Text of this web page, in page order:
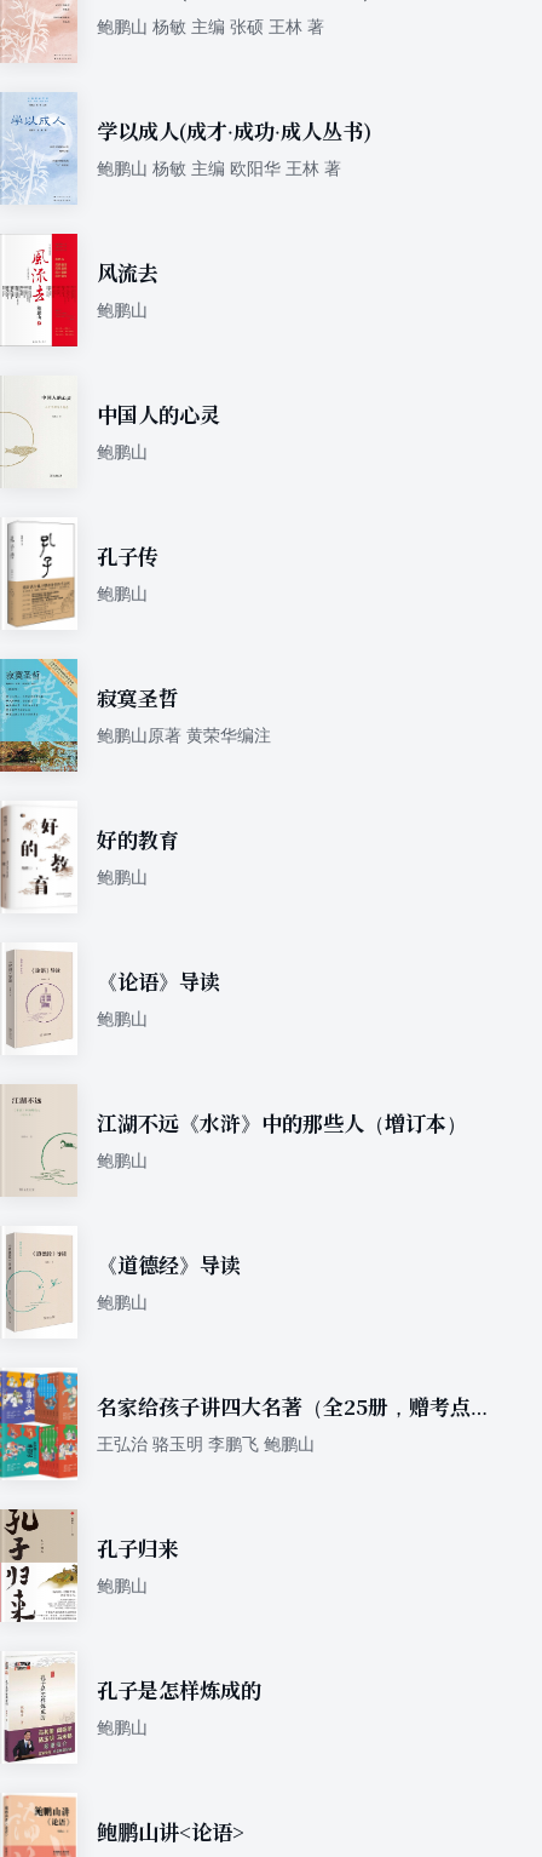
鲍鹏山 杨敏 主编 张硕 王林 著
学以成人(成才·成功·成人丛书)
鲍鹏山 杨敏 主编 欧阳华 王林 著
风流去
鲍鹏山
中国人的心灵
鲍鹏山
孔子传
鲍鹏山
寂寞圣哲
鲍鹏山原著 黄荣华编注
好的教育
鲍鹏山
《论语》导读
鲍鹏山
江湖不远《水浒》中的那些人（增订本）
鲍鹏山
《道德经》导读
鲍鹏山
名家给孩子讲四大名著（全25册，赠考点一
本通、知识海报、音频课、文学常识必背考
王弘治 骆玉明 李鹏飞 鲍鹏山
孔子归来
鲍鹏山
孔子是怎样炼成的
鲍鹏山
鲍鹏山讲<论语>